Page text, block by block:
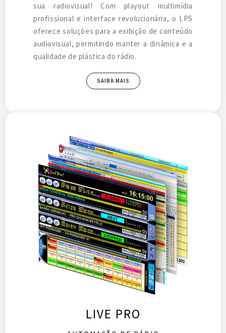
sua radiovisual! Com playout multimídia
profissional e interface revolucionária, o LPS
oferece soluções para a exibição de conteúdo
audiovisual, permitindo manter a dinâmica e a
qualidade de plástica do rádio.
SAIBA MAIS
LIVE PRO